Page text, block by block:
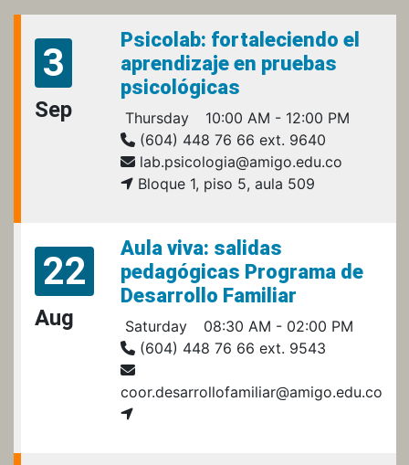
3
Sep
Psicolab: fortaleciendo el
aprendizaje en pruebas
psicológicas
Thursday
10:00 AM - 12:00 PM
(604) 448 76 66 ext. 9640
lab.psicologia@amigo.edu.co
Bloque 1, piso 5, aula 509
22
Aug
Aula viva: salidas
pedagógicas Programa de
Desarrollo Familiar
Saturday
08:30 AM - 02:00 PM
(604) 448 76 66 ext. 9543
coor.desarrollofamiliar@amigo.edu.co